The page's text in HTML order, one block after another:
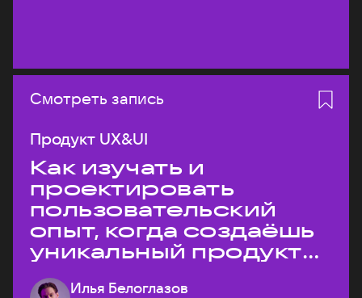
Смотреть запись
Продукт UX&UI
Как изучать и
проектировать
пользовательский
опыт, когда создаёшь
уникальный продукт
на рынке?
Илья Белоглазов